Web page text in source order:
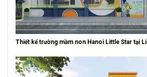
Thiết kế trường mầm non Hanoi Little Star tại